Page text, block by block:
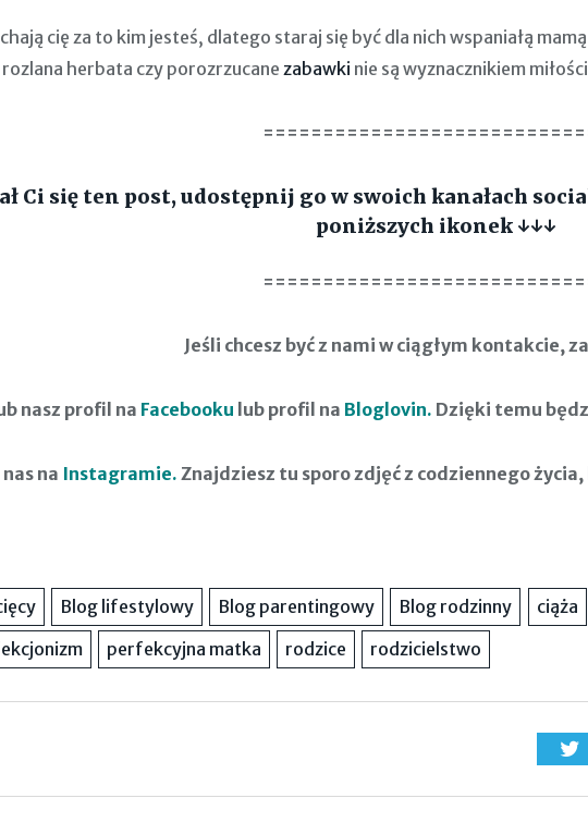
cię za to kim jesteś, dlatego staraj się być dla nich wspaniałą
herbata czy porozrzucanezabawki nie są wyznacznikiem
Ci się ten post, udostępnij go w swoich kanałach
poniższych ikonek ↓↓↓
Jeśli chcesz być z nami w ciągłym kontakcie,
nasz profil na Facebooku lub profil na Bloglovin. Dzięki temu
na Instagramie. Znajdziesz tu sporo zdjęć z codziennego
Blog lifestylowy Blog parentingowy Blog rodzinny ciąża
perfekcyjna matka rodzice rodzicielstwo